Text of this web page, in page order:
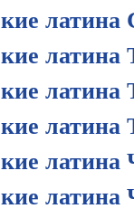
латина
латина
латина
латина
латина